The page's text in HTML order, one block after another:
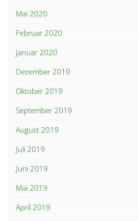
Mai 2020
Februar 2020
Januar 2020
Dezember 2019
Oktober 2019
September 2019
August 2019
Juli 2019
Juni 2019
Mai 2019
April 2019